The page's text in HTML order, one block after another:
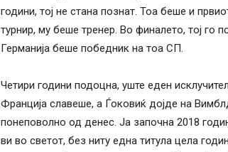
години, тој не стана познат. Тоа беше и
турнир, му беше тренер. Во финалето, тој го
Германија беше победник на тоа СП.
Четири години подоцна, уште еден
Франција славеше, а Ѓоковиќ дојде на
понеповолно од денес. Ја започна 2018
ви во светот, без ниту една титула цела